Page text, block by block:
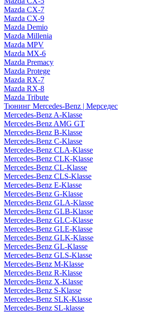
Mazda CX-7
Mazda CX-9
Mazda Demio
Mazda Millenia
Mazda MPV
Mazda MX-6
Mazda Premacy
Mazda Protege
Mazda RX-7
Mazda RX-8
Mazda Tribute
Тюнинг Mercedes-Benz | Мерседес
Mercedes-Benz A-Klasse
Mercedes-Benz AMG GT
Mercedes-Benz B-Klasse
Mercedes-Benz C-Klasse
Mercedes-Benz CLA-Klasse
Mercedes-Benz CLK-Klasse
Mercedes-Benz CL-Klasse
Mercedes-Benz CLS-Klasse
Mercedes-Benz E-Klasse
Mercedes-Benz G-Klasse
Mercedes-Benz GLA-Klasse
Mercedes-Benz GLB-Klasse
Mercedes-Benz GLC-Klasse
Mercedes-Benz GLE-Klasse
Mercedes-Benz GLK-Klasse
Mercedes-Benz GL-Klasse
Mercedes-Benz GLS-Klasse
Mercedes-Benz M-Klasse
Mercedes-Benz R-Klasse
Mercedes-Benz X-Klasse
Mercedes-Benz S-Klasse
Mercedes-Benz SLK-Klasse
Mercedes-Benz SL-klasse